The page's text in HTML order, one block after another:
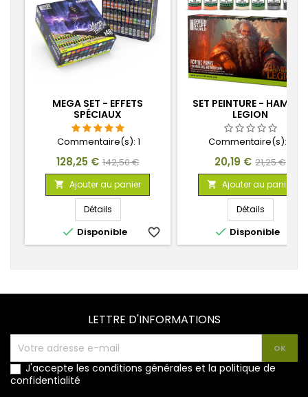
MEGA SET - EFFETS
SPÉCIAUX
Commentaire(s): 1
Prix
128,25 € Prix
de
base
142,50 €
 Ajouter au panier
Détails
 Disponible favorite_border
SET PEINTURE - HAMMER
LEGION
Commentaire(s):
Prix
20,19 € Prix
de
base
21,25 €
 Ajouter au panier
Détails
 Disponible
LETTRE D'INFORMATIONS
J'accepte les conditions générales et la politique de
confidentialité